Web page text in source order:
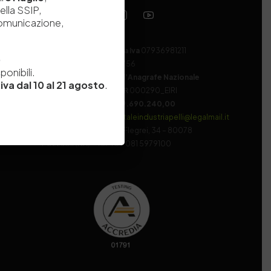
Codice fiscale e Partita Iva 07936981211
Codice di iscrizione all’Anagrafe Nazionale
delle Ricerche del MIUR
000290_EIRI
9.690.240,00
stazionesperimentaleindustriapelli@legalmail.it
Via Campi Flegrei, 34 – 80078
Pozzuoli (NA) – Tel. +39 081 5979100
SSIP,
dal 10 al 21 agosto.